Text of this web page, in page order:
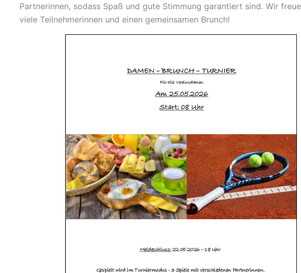
Partnerinnen, sodass Spaß und gute Stimmung garantiert sind. Wir
viele Teilnehmerinnen und einen gemeinsamen Brunch!